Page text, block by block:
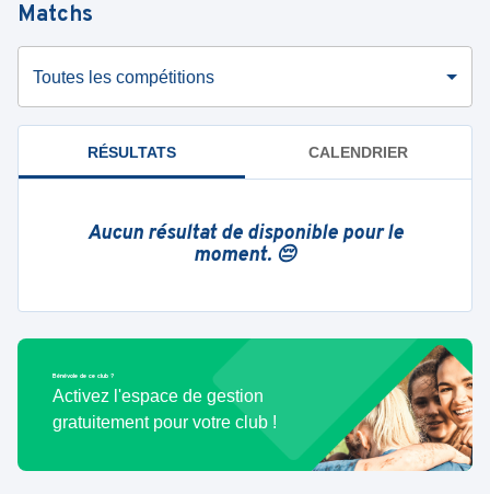
Matchs
Toutes les compétitions
RÉSULTATS CALENDRIER
Aucun résultat de disponible pour le
moment. 😔
Bénévole de ce club ?
Activez l'espace de gestion
gratuitement pour votre club !